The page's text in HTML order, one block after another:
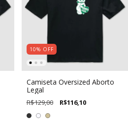
10% OFF
Camiseta Oversized Aborto
Legal
R$129,00 R$116,10